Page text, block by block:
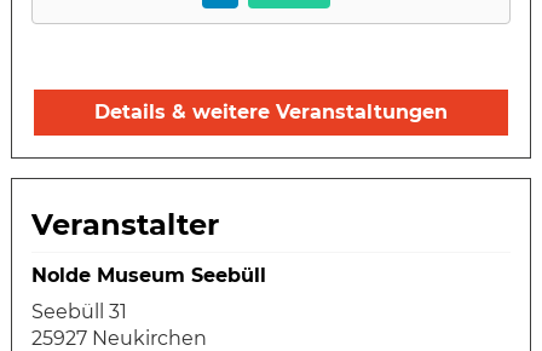
Details & weitere Veranstaltungen
Veranstalter
Nolde Museum Seebüll
Seebüll 31
25927 Neukirchen